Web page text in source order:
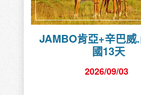
JAMBO肯亞+辛巴威
國13天
2026/09/03